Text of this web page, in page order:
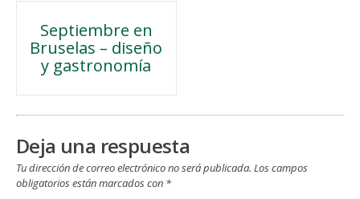
Navegación
de
entradas
Septiembre en
Bruselas – diseño
y gastronomía
Deja una respuesta
Tu dirección de correo electrónico no será publicada. Los campos
obligatorios están marcados con *